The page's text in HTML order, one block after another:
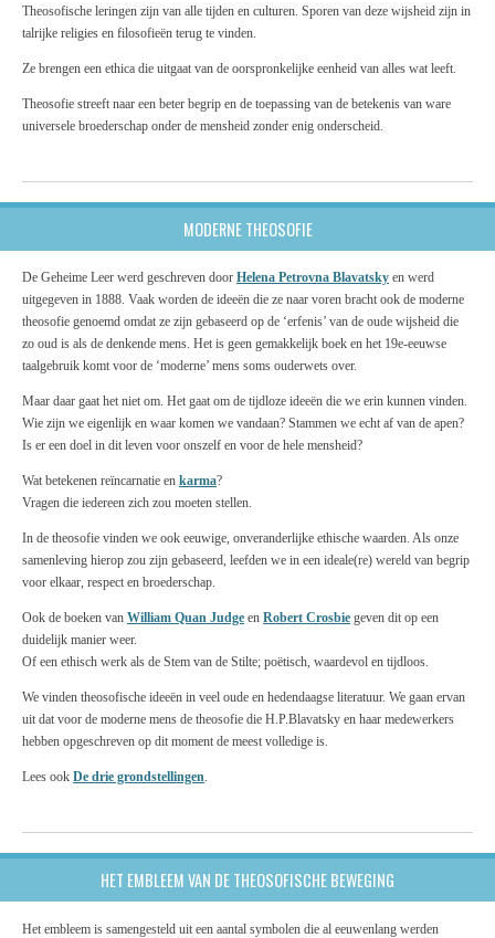
Theosofische leringen zijn van alle tijden en culturen. Sporen van deze wijsheid zijn in
talrijke religies en filosofieën terug te vinden.
Ze brengen een ethica die uitgaat van de oorspronkelijke eenheid van alles wat leeft.
Theosofie streeft naar een beter begrip en de toepassing van de betekenis van ware
universele broederschap onder de mensheid zonder enig onderscheid.
MODERNE THEOSOFIE
De Geheime Leer werd geschreven door Helena Petrovna Blavatsky en werd
uitgegeven in 1888. Vaak worden de ideeën die ze naar voren bracht ook de moderne
theosofie genoemd omdat ze zijn gebaseerd op de ‘erfenis’ van de oude wijsheid die
zo oud is als de denkende mens. Het is geen gemakkelijk boek en het 19e-eeuwse
taalgebruik komt voor de ‘moderne’ mens soms ouderwets over.
Maar daar gaat het niet om. Het gaat om de tijdloze ideeën die we erin kunnen vinden.
Wie zijn we eigenlijk en waar komen we vandaan? Stammen we echt af van de apen?
Is er een doel in dit leven voor onszelf en voor de hele mensheid?
Wat betekenen reïncarnatie en karma?
Vragen die iedereen zich zou moeten stellen.
In de theosofie vinden we ook eeuwige, onveranderlijke ethische waarden. Als onze
samenleving hierop zou zijn gebaseerd, leefden we in een ideale(re) wereld van begrip
voor elkaar, respect en broederschap.
Ook de boeken van William Quan Judge en Robert Crosbie geven dit op een
duidelijk manier weer.
Of een ethisch werk als de Stem van de Stilte; poëtisch, waardevol en tijdloos.
We vinden theosofische ideeën in veel oude en hedendaagse literatuur. We gaan ervan
uit dat voor de moderne mens de theosofie die H.P.Blavatsky en haar medewerkers
hebben opgeschreven op dit moment de meest volledige is.
Lees ook De drie grondstellingen.
HET EMBLEEM VAN DE THEOSOFISCHE BEWEGING
Het embleem is samengesteld uit een aantal symbolen die al eeuwenlang werden